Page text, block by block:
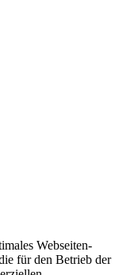
Webseiten-
für den Betrieb der